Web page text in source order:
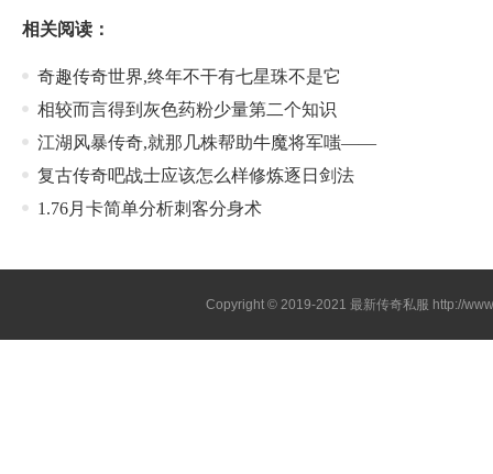
相关阅读：
奇趣传奇世界,终年不干有七星珠不是它
相较而言得到灰色药粉少量第二个知识
江湖风暴传奇,就那几株帮助牛魔将军嗤——
复古传奇吧战士应该怎么样修炼逐日剑法
1.76月卡简单分析刺客分身术
Copyright © 2019-2021最新传奇私服 http://